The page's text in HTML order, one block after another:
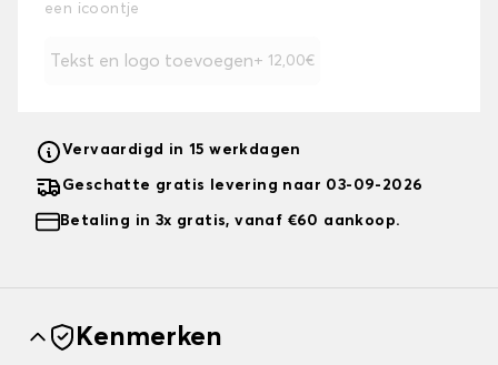
een icoontje
Tekst en logo toevoegen + 12,00€
Vervaardigd in 15 werkdagen
Geschatte gratis levering naar 03-09-2026
Betaling in 3x gratis, vanaf €60 aankoop.
Kenmerken